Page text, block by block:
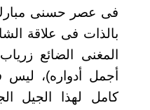
فى عصر حسنى
بالذات فى علاقة
المغنى الضائع
أجمل أدواره)،
كامل لهذا الجيل